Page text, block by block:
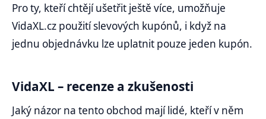
Pro ty, kteří chtějí ušetřit ještě více, umožňuje
VidaXL.cz použití slevových kupónů, i když na
jednu objednávku lze uplatnit pouze jeden kupón.
VidaXL – recenze a zkušenosti
Jaký názor na tento obchod mají lidé, kteří v něm